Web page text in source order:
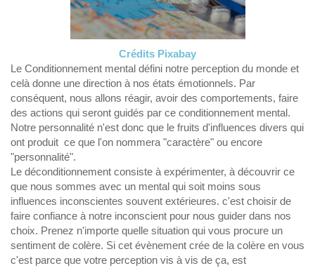
Crédits Pixabay
Le Conditionnement mental défini notre perception du monde et
celà donne une direction à nos états émotionnels. Par
conséquent, nous allons réagir, avoir des comportements, faire
des actions qui seront guidés par ce conditionnement mental.
Notre personnalité n'est donc que le fruits d'influences divers qui
ont produit ce que l'on nommera "caractère" ou encore
"personnalité".
Le déconditionnement consiste à expérimenter, à découvrir ce
que nous sommes avec un mental qui soit moins sous
influences inconscientes souvent extérieures. c'est choisir de
faire confiance à notre inconscient pour nous guider dans nos
choix. Prenez n'importe quelle situation qui vous procure un
sentiment de colère. Si cet évènement crée de la colère en vous
c'est parce que votre perception vis à vis de ça, est